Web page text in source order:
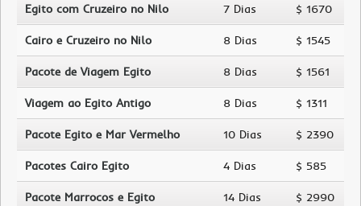
Egito com Cruzeiro no Nilo 7 Dias $ 1670
Cairo e Cruzeiro no Nilo 8 Dias $ 1545
Pacote de Viagem Egito 8 Dias $ 1561
Viagem ao Egito Antigo 8 Dias $ 1311
Pacote Egito e Mar Vermelho 10 Dias $ 2390
Pacotes Cairo Egito 4 Dias $ 585
Pacote Marrocos e Egito 14 Dias $ 2990